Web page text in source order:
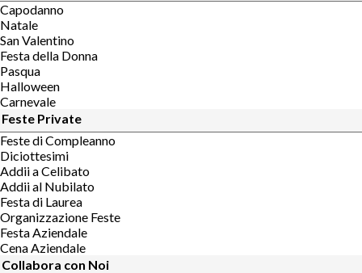
Capodanno
Natale
San Valentino
Festa della Donna
Pasqua
Halloween
Carnevale
Feste Private
Feste di Compleanno
Diciottesimi
Addii a Celibato
Addii al Nubilato
Festa di Laurea
Organizzazione Feste
Festa Aziendale
Cena Aziendale
Collabora con Noi